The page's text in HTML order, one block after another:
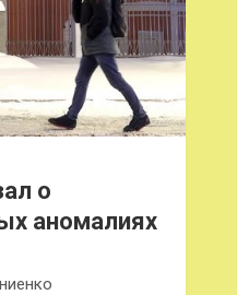
о
аномалиях